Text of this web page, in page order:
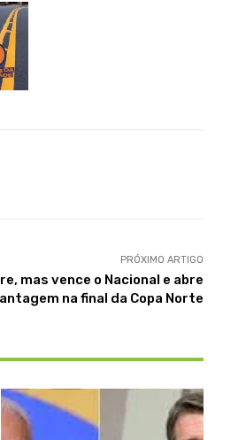
PRÓXIMO ARTIGO
mas vence o Nacional e abre
na final da Copa Norte